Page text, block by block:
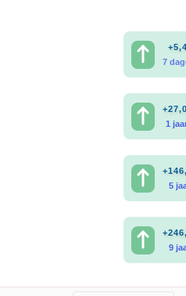
7
1
5
9